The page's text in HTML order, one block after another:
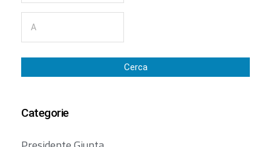
Cerca
Categorie